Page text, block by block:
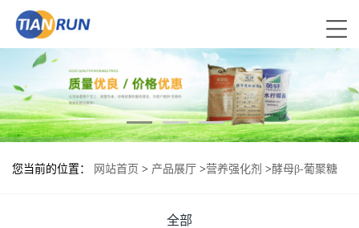
您当前的位置： 网站首页 > 产品展厅 >营养强化剂 >酵母β-葡聚糖
全部